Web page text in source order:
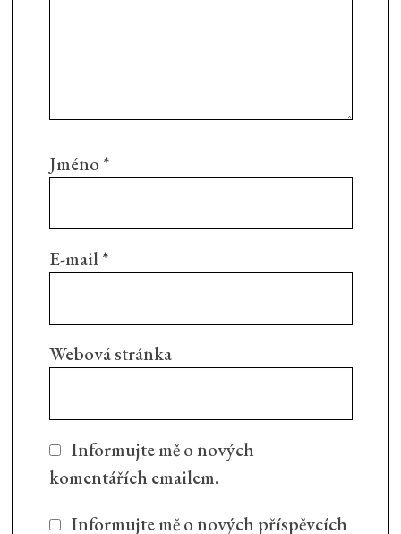
Jméno*
E-mail*
Webová stránka
Informujte mě o nových
komentářích emailem.
Informujte mě o nových příspěvcích